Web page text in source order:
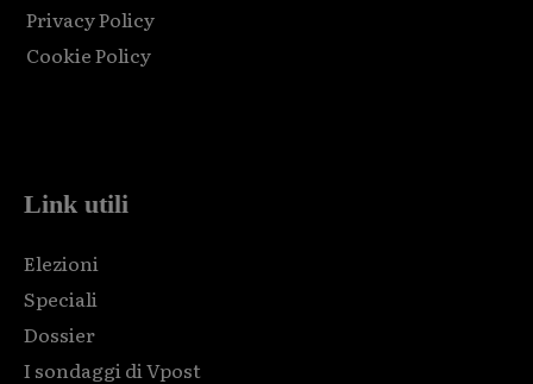
Privacy Policy
Cookie Policy
Link utili
Elezioni
Speciali
Dossier
I sondaggi di Vpost